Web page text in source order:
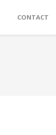
CONTACT